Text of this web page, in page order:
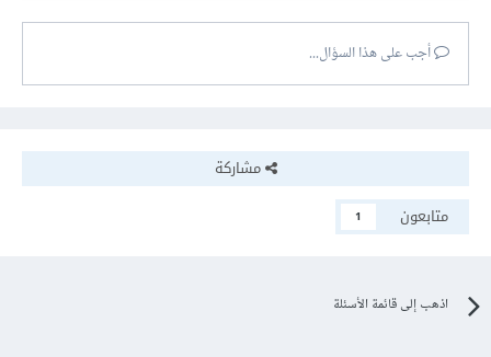
أجب على هذا السؤال...
مشاركة
متابعون
1
اذهب إلى قائمة الأسئلة